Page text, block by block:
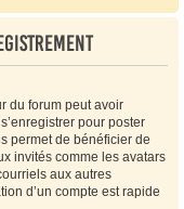
du forum peut avoir
pour poster
permet de bénéficier de
invités comme les avatars
aux autres
d’un compte est rapide